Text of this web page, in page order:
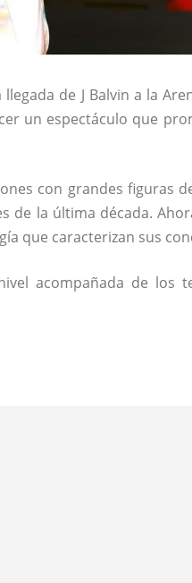
de J Balvin a la
un espectáculo que
con grandes figuras
de la última década.
que caracterizan sus
acompañada de los